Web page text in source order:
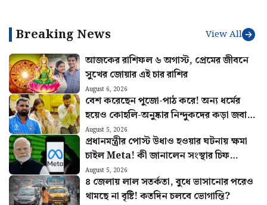
Breaking News View All
আজকের রাশিফল ৬ অগাস্ট, প্রেমের জীবনে
সুখের জোয়ার এই চার রাশির
August 6, 2026
বেশ করেছেন পুজো-পাঠ করে! অন্য ধর্মের
হয়েও কোহলি-অনুষ্কার নিন্দুকদের কড়া জবাব
মহম্মদ সামির
August 5, 2026
প্রধানমন্ত্রীর পোস্ট উধাও হওয়ার ঘটনায় ক্ষমা
চাইল Meta! কী জানালেন সংস্থার চিফ
গ্লোবাল অ্যাফেয়ার্স অফিসার?
August 5, 2026
৪ জেলায় লাল সতর্কতা, বুধে ভাসানোর পরেও
থামছে না বৃষ্টি! কতদিন চলবে ভোগান্তি?